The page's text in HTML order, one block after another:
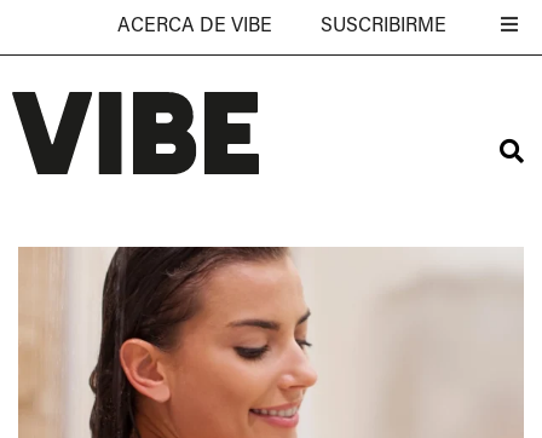
ACERCA DE VIBE SUSCRIBIRME